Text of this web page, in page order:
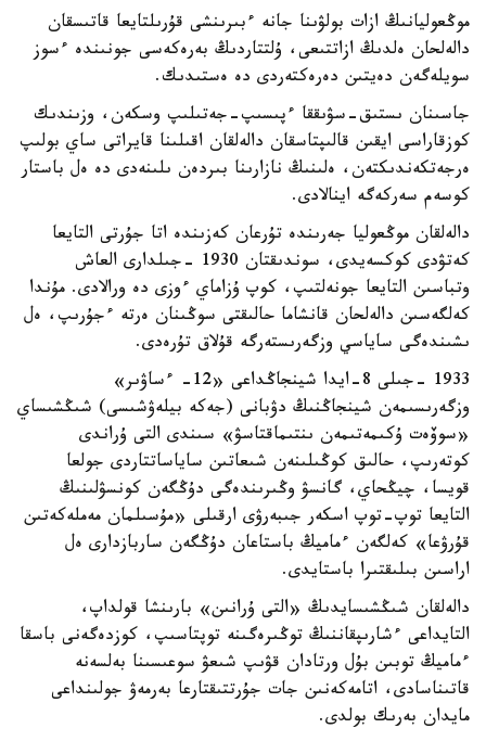
موڭعوليانىڭ ازات بولۋىنا جانە ءبىرىنشى قۇرىلتايعا قاتىسقان
دالەلحان ەلدىڭ ازاتتىعى، ۇلتتاردىڭ بەرەكەسى جونىندە ءسوز
سويلەگەن دەيتىن دەرەكتەردى دە ەستىدىك.
جاسىنان ىستىق-سۋىققا ءپىسىپ-جەتىلىپ وسكەن، وزىندىك
كوزقاراسى ايقىن قالىپتاسقان دالەلقان اقىلىنا قايراتى ساي بولىپ
ەرجەتكەندىكتەن، ەلىنىڭ نازارىنا بىردەن ىلىنەدى دە ەل باستار
كوسەم سەركەگە اينالادى.
دالەلقان موڭعوليا جەرىندە تۇرعان كەزىندە اتا جۇرتى التايعا
كەتۋدى كوكسەيدى، سوندىقتان 1930 -جىلدارى العاش
وتباسىن التايعا جونەلتىپ، كوپ ۇزاماي ءوزى دە ورالادى. مۇندا
كەلگەسىن دالەلحان قانشاما حالىقتى سوڭىنان ەرتە ءجۇرىپ، ەل
ىشىندەگى ساياسي وزگەرىستەرگە قۇلاق تۇرەدى.
1933 -جىلى 8-ايدا شينجاڭداعى «12- ءساۋىر»
وزگەرىسىمەن شينجاڭنىڭ دۋبانى (جەكە بيلەۋشىسى) شىڭشىساي
«سوۆەت ۇكىمەتىمەن ىنتىماقتاسۋ» سىندى التى ۇراندى
كوتەرىپ، حالىق كوڭىلىنەن شىعاتىن ساياساتتاردى جولعا
قويسا، چيڭحاي، گانسۋ وڭىرىندەگى دۇڭگەن كونسۋلىنىڭ
التايعا توپ-توپ اسكەر جىبەرۋى ارقىلى «مۇسىلمان مەملەكەتىن
قۇرۋعا» كەلگەن ءماميڭ باستاعان دۇڭگەن ساربازدارى ەل
اراسىن بىلىقتىرا باستايدى.
دالەلقان شىڭشىسايدىڭ «التى ۇرانىن» بارىنشا قولداپ،
التايداعى ءشارىپقاننىڭ توڭىرەگىنە توپتاسىپ، كوزدەگەنى باسقا
ءماميڭ توبىن بۇل ورتادان قۋىپ شىعۋ سوعىسىنا بەلسەنە
قاتىناسادى، اتامەكەنىن جات جۇرتتىقتارعا بەرمەۋ جولىنداعى
مايدان بەرىك بولدى.